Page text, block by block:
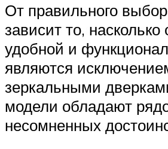
От правильного
зависит то, насколько
удобной и
являются
зеркальными
модели обладают
несомненных